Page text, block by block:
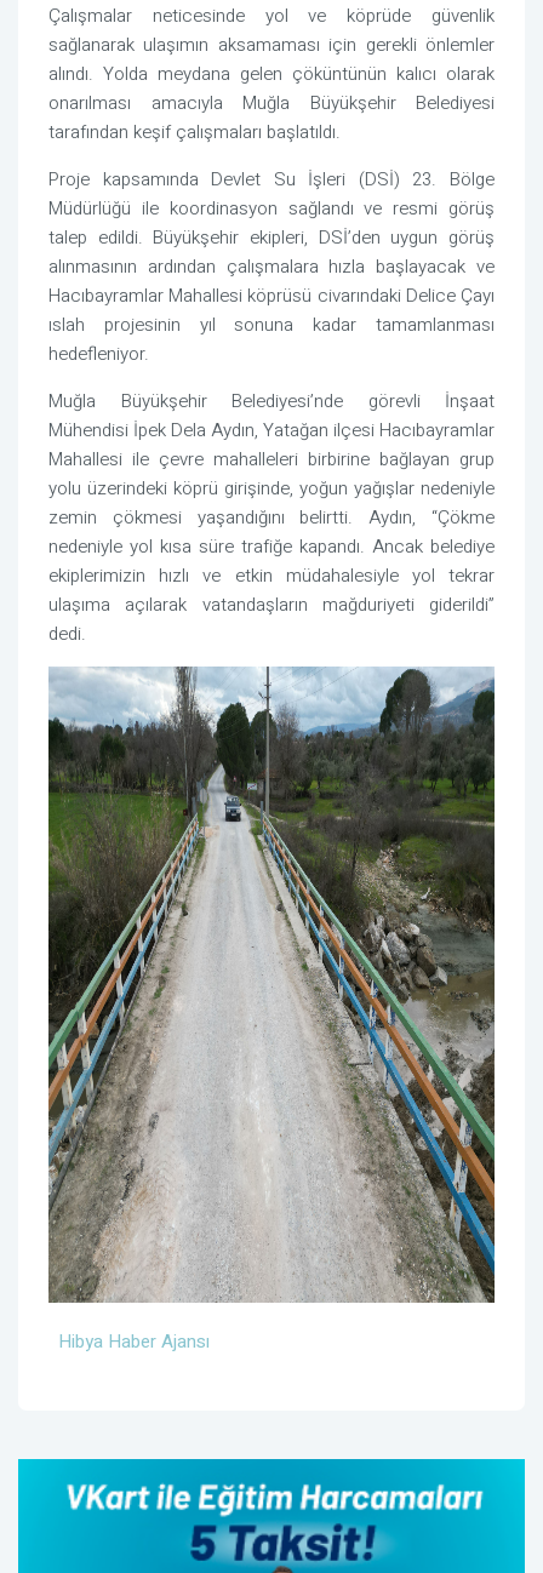
Çalışmalar neticesinde yol ve köprüde güvenlik
sağlanarak ulaşımın aksamaması için gerekli önlemler
alındı. Yolda meydana gelen çöküntünün kalıcı olarak
onarılması amacıyla Muğla Büyükşehir Belediyesi
tarafından keşif çalışmaları başlatıldı.
Proje kapsamında Devlet Su İşleri (DSİ) 23. Bölge
Müdürlüğü ile koordinasyon sağlandı ve resmi görüş
talep edildi. Büyükşehir ekipleri, DSİ’den uygun görüş
alınmasının ardından çalışmalara hızla başlayacak ve
Hacıbayramlar Mahallesi köprüsü civarındaki Delice Çayı
ıslah projesinin yıl sonuna kadar tamamlanması
hedefleniyor.
Muğla Büyükşehir Belediyesi’nde görevli İnşaat
Mühendisi İpek Dela Aydın, Yatağan ilçesi Hacıbayramlar
Mahallesi ile çevre mahalleleri birbirine bağlayan grup
yolu üzerindeki köprü girişinde, yoğun yağışlar nedeniyle
zemin çökmesi yaşandığını belirtti. Aydın, “Çökme
nedeniyle yol kısa süre trafiğe kapandı. Ancak belediye
ekiplerimizin hızlı ve etkin müdahalesiyle yol tekrar
ulaşıma açılarak vatandaşların mağduriyeti giderildi”
dedi.
Hibya Haber Ajansı